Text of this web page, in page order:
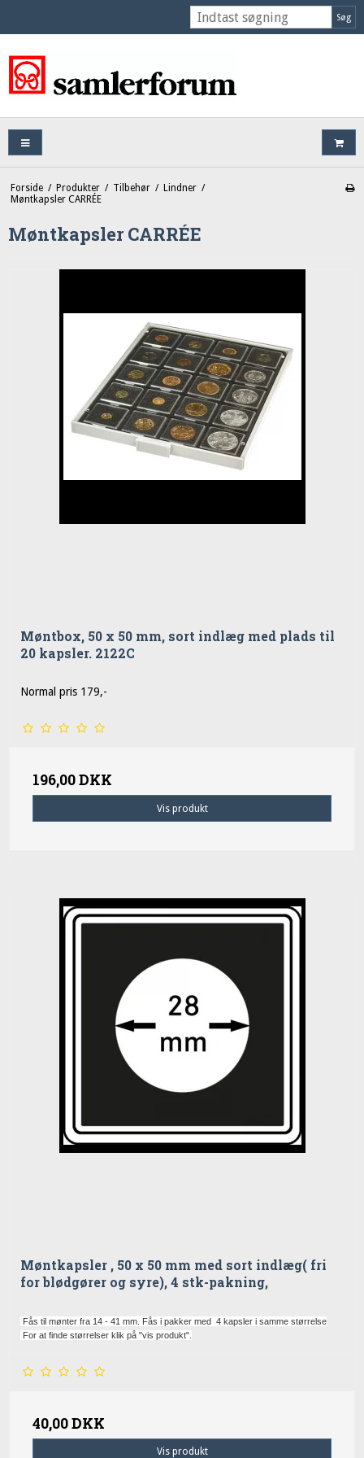
Søg
Forside / Produkter / Tilbehør / Lindner /
Møntkapsler CARRÉE
Møntkapsler CARRÉE
Møntbox, 50 x 50 mm, sort indlæg med plads til
20 kapsler. 2122C
Normal pris 179,-
196,00 DKK
Vis produkt
Møntkapsler , 50 x 50 mm med sort indlæg( fri
for blødgører og syre), 4 stk-pakning,
Fås til mønter fra 14 - 41 mm. Fås i pakker med 4 kapsler i samme størrelse
For at finde størrelser klik på "vis produkt".
40,00 DKK
Vis produkt